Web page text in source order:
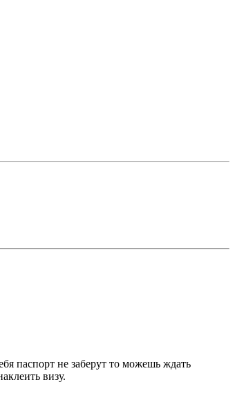
паспорт не заберут то можешь ждать
визу.